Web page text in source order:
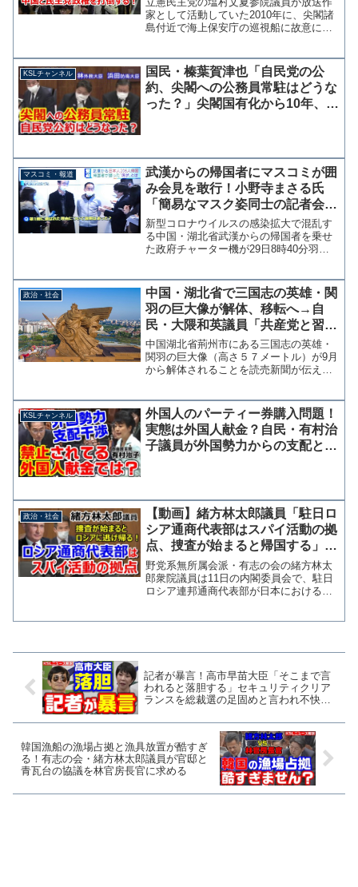
にスルー」
家として活動していた2010年に、尖閣諸
島付近で海上保安庁の巡視船に故意に衝
大規模デモをブログで支持していたこと
が判明した。 デモで...
KSLチャンネル
国民・榛葉賀津也「自民党の公
約、尖閣への公務員常駐はどうな
った？」尖閣国有化から10年、林
マスコミ・報道
武漢からの帰国者にマスコミが囲
み会見を敢行！小野寺まさる氏
「簡易なマスク姿同士の記者会見
は余りに危険」
新型コロナウイルスの感染拡大で混乱す
る中国・湖北省武漢からの帰国者を乗せ
た政府チャーター機が29日8時40分羽田
ミが帰国者の囲み会見を敢行している。
互いに簡易マスクで病...
政治・社会
中国・湖北省で三国志の英雄・関
羽の巨大像が解体、移転へ→自
民・大隈和英議員「共産党と習近
平以外の礼賛を許さないというこ
とか」
中国湖北省荊州市にある三国志の英雄・
関羽の巨大像（高さ５７メートル）が9月
から解体されることを読売新聞が伝えて
物として申請し、像を芸術作品としてい
たことで高さ制限を超え...
KSLチャンネル
外国人のパーティー券購入問題！
実態は外国人献金？自民・有村治
子議員が外国勢力からの支配と干
政治・社会
【動画】緒方林太郎議員「駐日ロ
シア通商代表部はスパイ活動の拠
点、捜査が始まると帰国する」外
交官の接受を取り消すよう求める
野党系無所属会派・有志の会の緒方林太
郎衆院議員は11日の内閣委員会で、駐日
ロシア連邦通商代表部が日本におけるス
記者が暴言！高市早苗大臣「そこまで言
われると落胆する」セキュリティクリア
ランスを総裁選の足固めと言われ不快感
韓国漁船の漁場占拠と漁具放置が酷すぎ
る！有志の会・緒方林太郎議員が官邸と
青瓦台の協議を林官房長官に求める